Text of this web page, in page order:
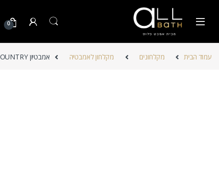
0
עמוד הבית מקלחונים מקלחון לאמבטיה אמבטיון COUNTRY